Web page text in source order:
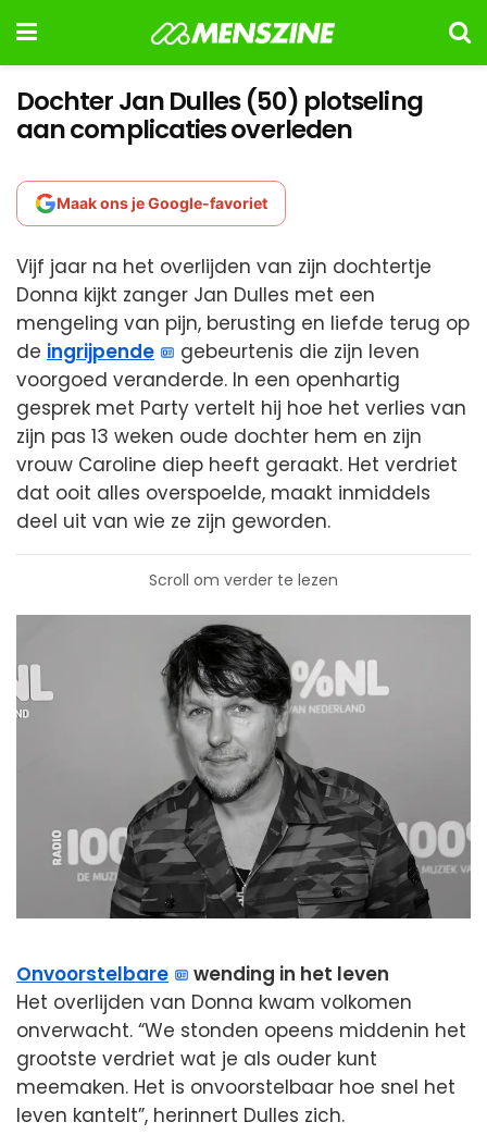
Dochter Jan Dulles (50) plotseling
aan complicaties overleden
Maak ons je Google-favoriet
Vijf jaar na het overlijden van zijn dochtertje
Donna kijkt zanger Jan Dulles met een
mengeling van pijn, berusting en liefde terug op
de ingrijpende
gebeurtenis die zijn leven
voorgoed veranderde. In een openhartig
gesprek met Party vertelt hij hoe het verlies van
zijn pas 13 weken oude dochter hem en zijn
vrouw Caroline diep heeft geraakt. Het verdriet
dat ooit alles overspoelde, maakt inmiddels
deel uit van wie ze zijn geworden.
Scroll om verder te lezen
Onvoorstelbare
wending in het leven
Het overlijden van Donna kwam volkomen
onverwacht. “We stonden opeens middenin het
grootste verdriet wat je als ouder kunt
meemaken. Het is onvoorstelbaar hoe snel het
leven kantelt”, herinnert Dulles zich.